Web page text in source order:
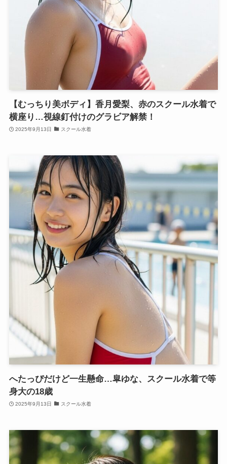
【むっちり美ボディ】香月愛梨、赤のスクール水着で
横座り…視線釘付けのグラビア解禁！
2025年9月13日 スクール水着
へたっぴだけど一生懸命…皐ゆな、スクール水着で等
身大の18歳
2025年9月13日 スクール水着